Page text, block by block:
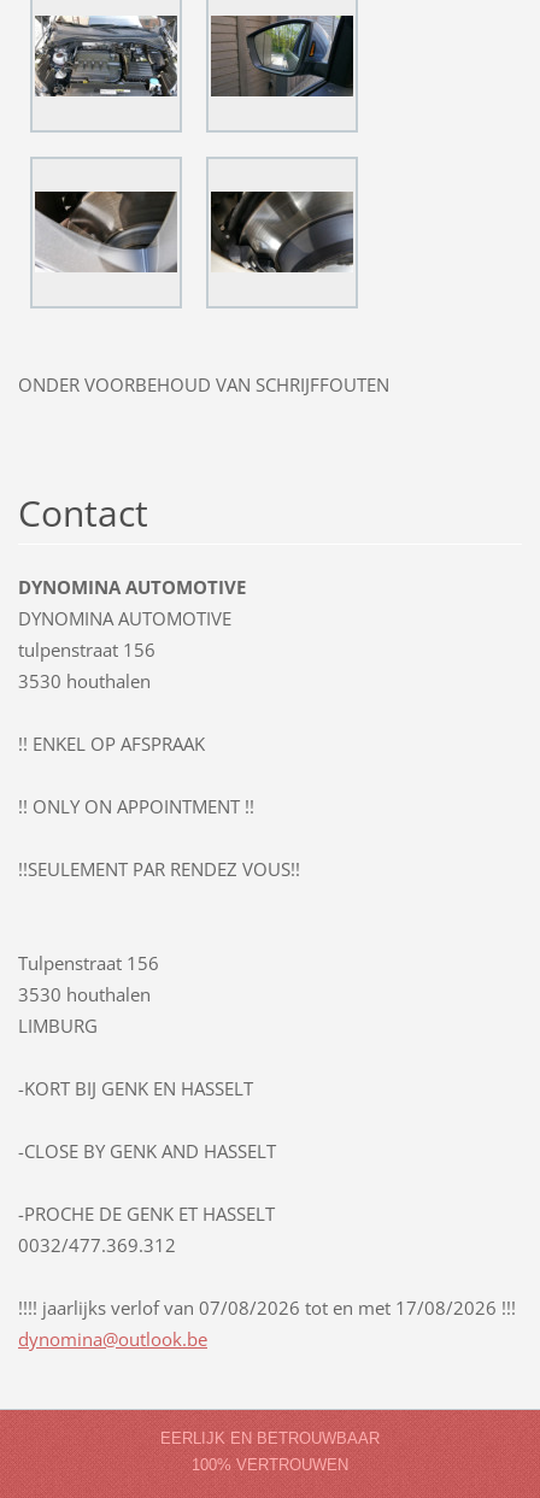
ONDER VOORBEHOUD VAN SCHRIJFFOUTEN
Contact
DYNOMINA AUTOMOTIVE
DYNOMINA AUTOMOTIVE
tulpenstraat 156
3530 houthalen
!! ENKEL OP AFSPRAAK
!! ONLY ON APPOINTMENT !!
!!SEULEMENT PAR RENDEZ VOUS!!
Tulpenstraat 156
3530 houthalen
LIMBURG
-KORT BIJ GENK EN HASSELT
-CLOSE BY GENK AND HASSELT
-PROCHE DE GENK ET HASSELT
0032/477.369.312
!!!! jaarlijks verlof van 07/08/2026 tot en met 17/08/2026 !!!
dynomina@outlook.be
EERLIJK EN BETROUWBAAR
100% VERTROUWEN